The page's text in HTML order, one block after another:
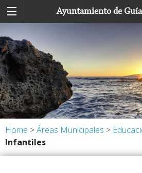
Ayuntamiento de
Home >Áreas Municipales >
Infantiles